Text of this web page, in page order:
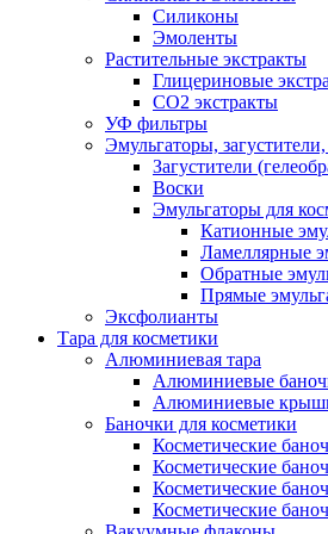
Силиконы
Эмоленты
Растительные экстракты
Глицериновые
СО2 экстракты
УФ фильтры
Эмульгаторы,
Загустители
Воски
Эмульгаторы для
Катионные
Ламеллярные
Обратные
Прямые
Эксфолианты
Тара для косметики
Алюминиевая тара
Алюминиевые
Алюминиевые
Баночки для косметики
Косметические
Косметические
Косметические
Косметические